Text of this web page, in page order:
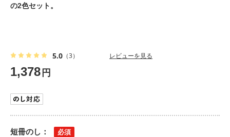
の2色セット。
5.0 （3） レビューを見る
1,378 円
短冊のし